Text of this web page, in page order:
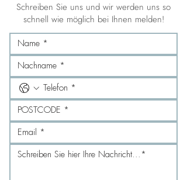
Schreiben Sie uns und wir werden uns so
schnell wie möglich bei Ihnen melden!